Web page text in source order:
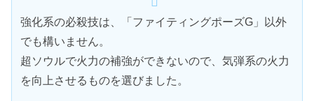
強化系の必殺技は、「ファイティングポーズG」以外
でも構いません。
超ソウルで火力の補強ができないので、気弾系の火力
を向上させるものを選びました。